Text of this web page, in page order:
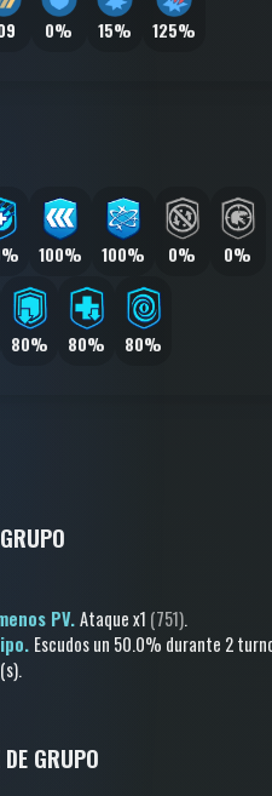
0% 15% 125%
100% 100% 0% 0%
80% 80% 80%
PV.Ataquex1 (751).
Escudosun 50.0% durante 2
.
GRUPO